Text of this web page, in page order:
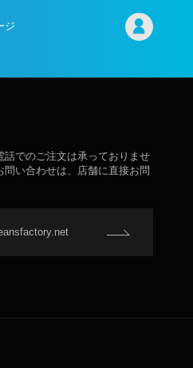
ジ
でのご注文は承っておりませ
問い合わせは、店舗に直接お問